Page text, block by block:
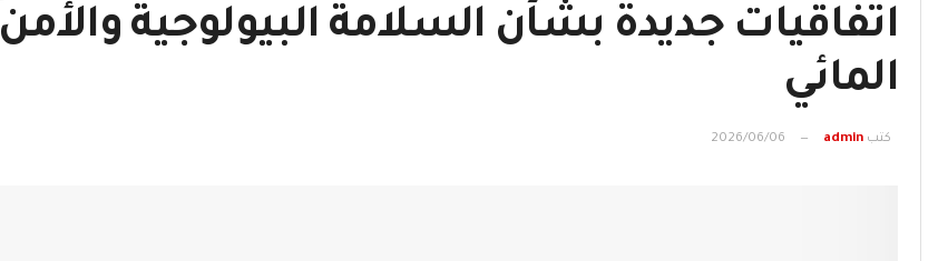
اتفاقيات جديدة بشأن السلامة البيولوجية والأمن
المائي
كتب admin
2026/06/06